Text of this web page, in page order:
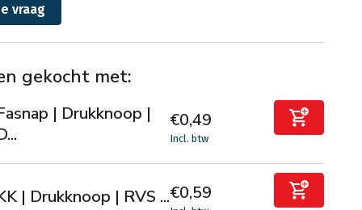
vraag
gekocht met:
| Drukknoop |
€0,49
Incl. btw
| Drukknoop | RVS ...€0,59